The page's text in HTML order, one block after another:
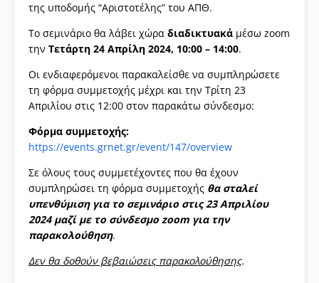
της υποδομής “Αριστοτέλης” του ΑΠΘ.
Το σεμινάριο θα λάβει χώρα διαδικτυακά μέσω zoom
την Τετάρτη 24 Απρίλη 2024, 10:00 – 14:00.
Οι ενδιαφερόμενοι παρακαλείσθε να συμπληρώσετε
τη φόρμα συμμετοχής μέχρι και την Τρίτη 23
Απριλίου στις 12:00 στον παρακάτω σύνδεσμο:
Φόρμα συμμετοχής:
https://events.grnet.gr/event/147/overview
Σε όλους τους συμμετέχοντες που θα έχουν
συμπληρώσει τη φόρμα συμμετοχής θα σταλεί
υπενθύμιση για το σεμινάριο στις 23 Απριλίου
2024 μαζί με το σύνδεσμο zoom για την
παρακολούθηση.
Δεν θα δοθούν βεβαιώσεις παρακολούθησης.